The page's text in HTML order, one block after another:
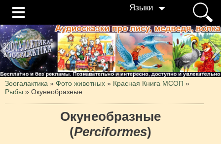
Языки
Зоогалактика » Фото животных » Красная Книга МСОП »
Рыбы » Окунеобразные
Окунеобразные
(Perciformes)